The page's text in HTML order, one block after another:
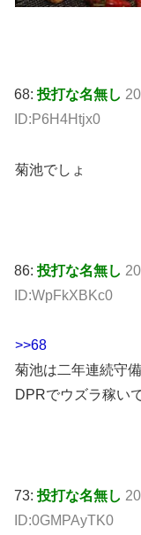
68:投打な名無し
ID:P6H4Htjx0
菊池でしょ
86:投打な名無し
ID:WpFkXBKc0
>>68
菊池は二年連続守
DPRでウズラ稼い
73:投打な名無し
ID:0GMPAyTK0